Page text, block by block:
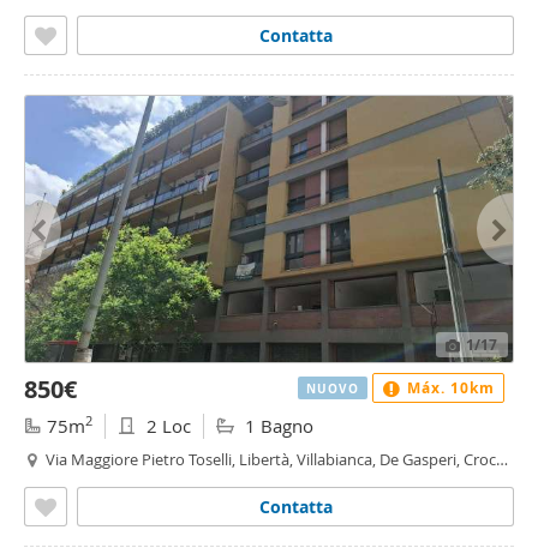
Contatta
1/17
850€
75m2 2 Loc 1 Bagno
Via Maggiore Pietro Toselli, Libertà, Villabianca, De Gasperi, Croce
Contatta
NUOVO Máx. 10km